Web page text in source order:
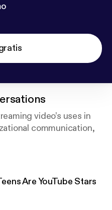
video’s uses in
communication,
Are YouTube Stars